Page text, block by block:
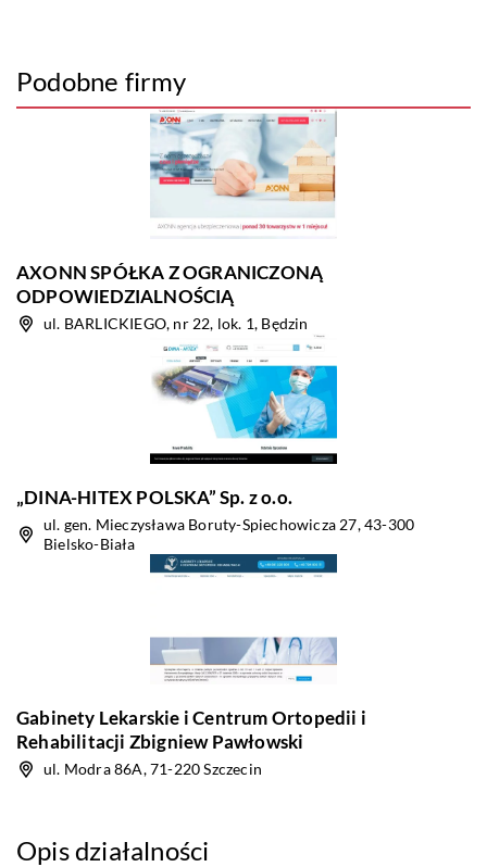
Podobne firmy
AXONN SPÓŁKA Z OGRANICZONĄ
ODPOWIEDZIALNOŚCIĄ
ul. BARLICKIEGO, nr 22, lok. 1, Będzin
„DINA-HITEX POLSKA” Sp. z o.o.
ul. gen. Mieczysława Boruty-Spiechowicza 27, 43-300
Bielsko-Biała
Gabinety Lekarskie i Centrum Ortopedii i
Rehabilitacji Zbigniew Pawłowski
ul. Modra 86A, 71-220 Szczecin
Opis działalności